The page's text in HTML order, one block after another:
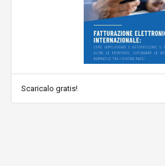
Scaricalo gratis!